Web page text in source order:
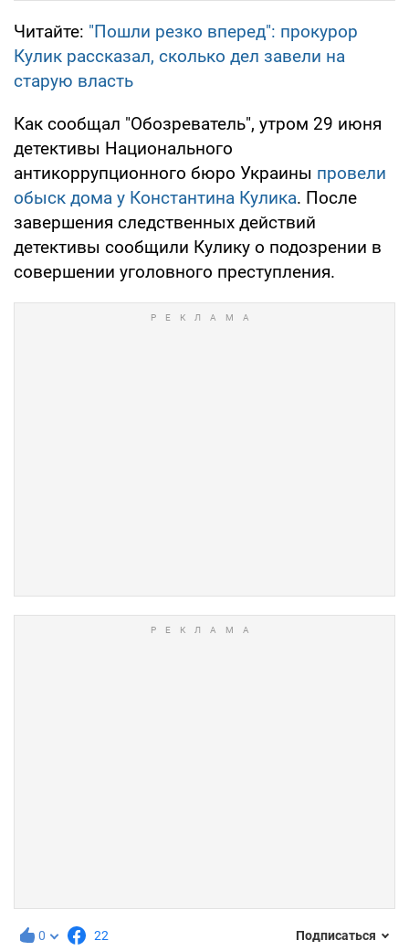
Читайте: "Пошли резко вперед": прокурор
Кулик рассказал, сколько дел завели на
старую власть
Как сообщал "Обозреватель", утром 29 июня
детективы Национального
антикоррупционного бюро Украины провели
обыск дома у Константина Кулика. После
завершения следственных действий
детективы сообщили Кулику о подозрении в
совершении уголовного преступления.
0 22 Подписаться